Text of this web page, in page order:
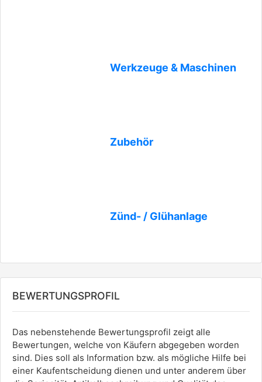
Werkzeuge & Maschinen
Zubehör
Zünd- / Glühanlage
BEWERTUNGSPROFIL
Das nebenstehende Bewertungsprofil zeigt alle
Bewertungen, welche von Käufern abgegeben worden
sind. Dies soll als Information bzw. als mögliche Hilfe bei
einer Kaufentscheidung dienen und unter anderem über